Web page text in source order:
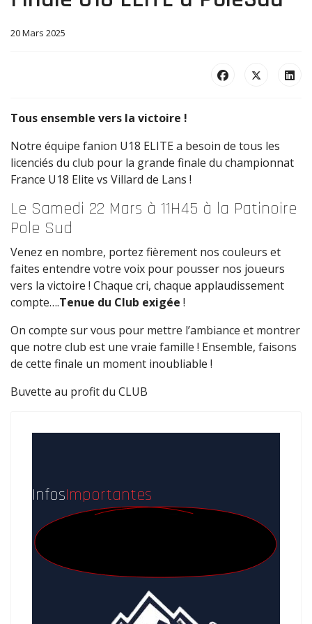
20 Mars 2025
Tous ensemble vers la victoire !
Notre équipe fanion U18 ELITE a besoin de tous les
licenciés du club pour la grande finale du championnat
France U18 Elite vs Villard de Lans !
Le Samedi 22 Mars à 11H45 à la Patinoire
Pole Sud
Venez en nombre, portez fièrement nos couleurs et
faites entendre votre voix pour pousser nos joueurs
vers la victoire ! Chaque cri, chaque applaudissement
compte….Tenue du Club exigée !
On compte sur vous pour mettre l’ambiance et montrer
que notre club est une vraie famille ! Ensemble, faisons
de cette finale un moment inoubliable !
Buvette au profit du CLUB
InfosImportantes